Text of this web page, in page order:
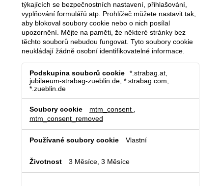
týkajících se bezpečnostních nastavení, přihlašování,
vyplňování formulářů atp. Prohlížeč můžete nastavit tak,
aby blokoval soubory cookie nebo o nich posílal
upozornění. Mějte na paměti, že některé stránky bez
těchto souborů nebudou fungovat. Tyto soubory cookie
neukládají žádně osobní identifikovatelné informace.
nezbytné
soubory
*.strabag.at,
jubilaeum-strabag-zueblin.de, *.strabag.com,
*.zueblin.de
mtm_consent
mtm_consent_removed
Vlastní
3 Měsíce, 3 Měsíce